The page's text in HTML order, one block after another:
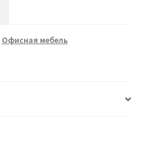
Офисная мебель